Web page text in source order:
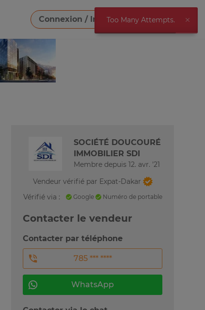
Connexion / Inscription
Vendre
Télécharger une image
SOCIÉTÉ DOUCOURÉ
IMMOBILIER SDI
Membre depuis 12. avr. '21
Vendeur vérifié par Expat-Dakar
Vérifié via :
Google Numéro de portable
Contacter le vendeur
Contacter par téléphone
785 *** ****
WhatsApp
Too Many Attempts.